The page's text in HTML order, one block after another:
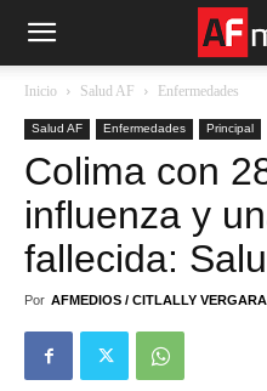
Inicio Salud AF Enfermedades
Salud AF Enfermedades Principal
Colima con
influenza y
fallecida:
Por AFMEDIOS / CITLALLY VERGARA